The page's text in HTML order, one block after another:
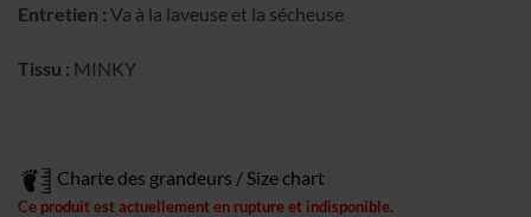
Entretien : Va à la laveuse et la sécheuse
Tissu : MINKY
Charte des grandeurs / Size chart
Ce produit est actuellement en rupture et indisponible.